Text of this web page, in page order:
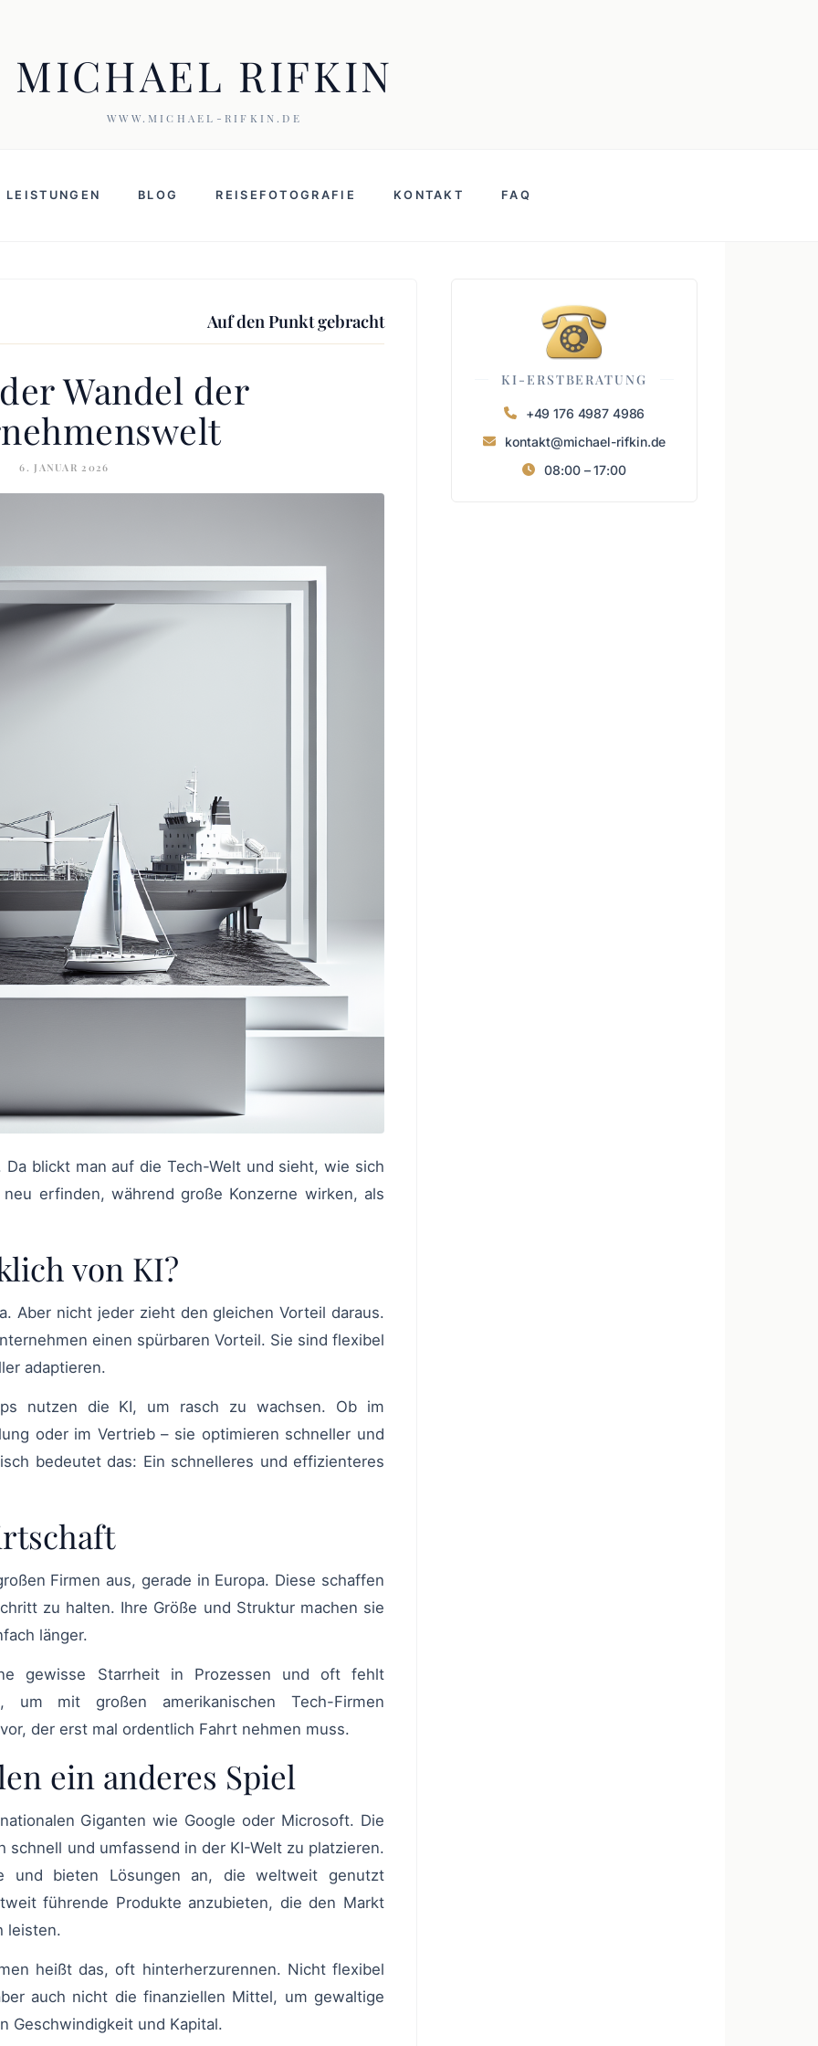
MICHAEL RIFKIN
WWW.MICHAEL-RIFKIN.DE
LEISTUNGEN BLOG REISEFOTOGRAFIE KONTAKT FAQ
Auf den Punkt gebracht
Wandel der
6. JANUAR 2026
erfinden, während große Konzerne wirken, als
von KI?
einen spürbaren Vorteil. Sie sind flexibel
adaptieren.
oder im Vertrieb – sie optimieren schneller und
bedeutet das: Ein schnelleres und effizienteres
zu halten. Ihre Größe und Struktur machen sie
länger.
um mit großen amerikanischen Tech-Firmen
der erst mal ordentlich Fahrt nehmen muss.
ein anderes Spiel
schnell und umfassend in der KI-Welt zu platzieren.
und bieten Lösungen an, die weltweit genutzt
führende Produkte anzubieten, die den Markt
leisten.
auch nicht die finanziellen Mittel, um gewaltige
Geschwindigkeit und Kapital.
KI-ERSTBERATUNG
+49 176 4987 4986
kontakt@michael-rifkin.de
08:00 – 17:00